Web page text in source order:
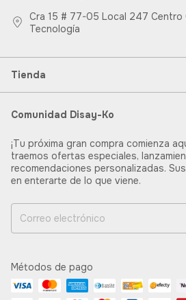
Cra 15 # 77-05 Local 247 Centro
Tecnología
Tienda
Comunidad Disay-Ko
¡Tu próxima gran compra comienza
traemos ofertas especiales,
recomendaciones personalizadas.
en enterarte de lo que viene.
Métodos de pago